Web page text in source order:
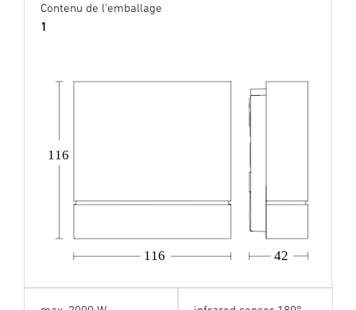
Contenu de l'emballage
1
116 42
116